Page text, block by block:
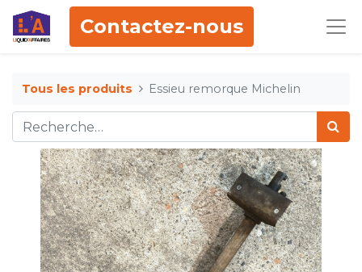
Contactez-nous
Tous les produits Essieu remorque Michelin